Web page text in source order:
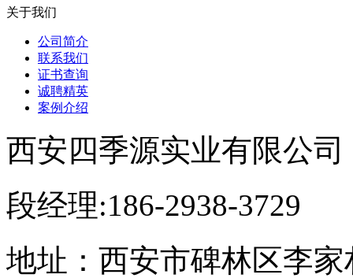
关于我们
公司简介
联系我们
证书查询
诚聘精英
案例介绍
西安四季源实业有限公司
段经理:186-2938-3729
地址：西安市碑林区李